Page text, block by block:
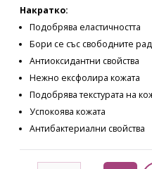
Накратко:
Подобрява еластичността
Бори се със свободните
Антиоксидантни свойства
Нежно ексфолира кожата
Подобрява текстурата на
Успокоява кожата
Антибактериални свойства